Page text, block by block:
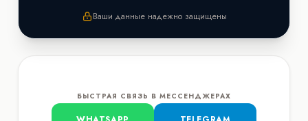
Ваши данные надежно защищены
БЫСТРАЯ СВЯЗЬ В МЕССЕНДЖЕРАХ